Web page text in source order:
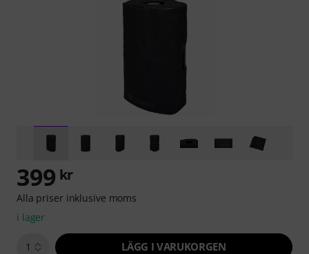
399 kr
Alla priser inklusive moms
i lager
1 LÄGG I VARUKORGEN